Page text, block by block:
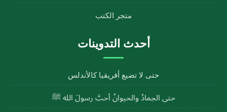
متجر الكتب
أحدث التدوينات
حتى لا تضيع أفريقيا كالأندلس
حتى الجمادُ والحيوانُ أحبَّ رسولَ الله ﷺ